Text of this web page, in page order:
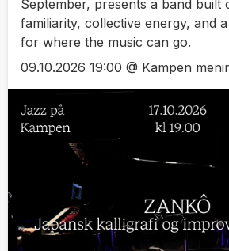
September, presents a band built
familiarity, collective energy, and
for where the music can go.
09.10.2026 19:00 @ Kampen